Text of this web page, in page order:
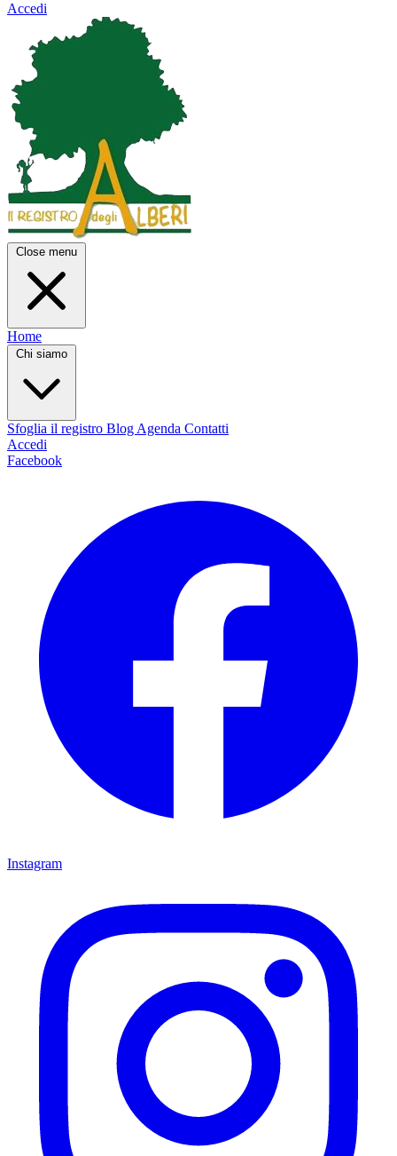
Accedi
Close menu
Home
Chi siamo
Sfoglia il registro Blog Agenda Contatti
Accedi
Facebook
Instagram